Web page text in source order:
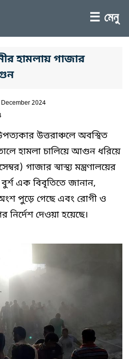
☰ মেনু
হামলায় গাজার
2024
উত্তরাঞ্চলে অবস্থিত
হামলা চালিয়ে আগুন ধরিয়ে
গাজার স্বাস্থ্য মন্ত্রণালয়ের
এক বিবৃতিতে জানান,
পুড়ে গেছে এবং রোগী ও
নির্দেশ দেওয়া হয়েছে।